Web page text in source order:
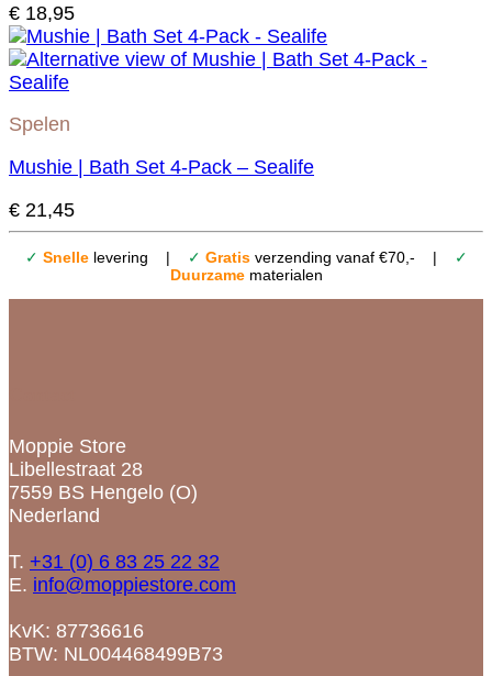
€ 18,95
Spelen
Mushie | Bath Set 4-Pack – Sealife
€ 21,45
✓ Snellelevering | ✓ Gratisverzending vanaf €70,- |
✓
Duurzamematerialen
Moppie Store
Libellestraat 28
7559 BS Hengelo (O)
Nederland
T. +31 (0) 6 83 25 22 32
E. info@moppiestore.com
KvK: 87736616
BTW: NL004468499B73